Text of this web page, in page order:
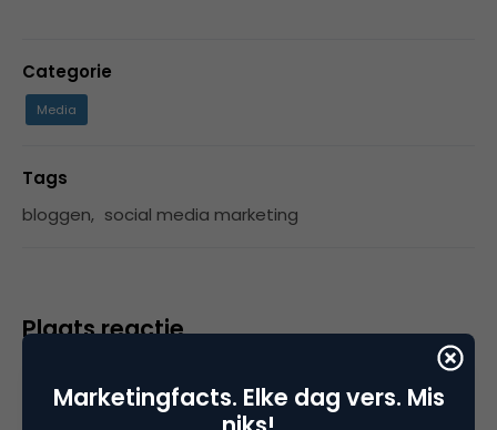
Categorie
Media
Tags
bloggen, social media marketing
Plaats reactie
ingelogd zijn op
plaatsen.
Marketingfacts. Elke dag vers. Mis